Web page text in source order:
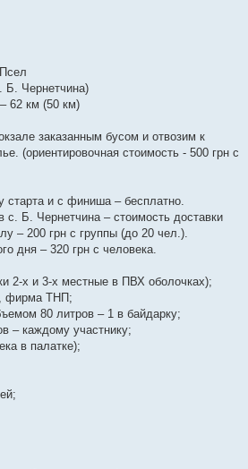
Б. Чернетчина)
62 км (50 км)
заказанным бусом и отвозим к
(ориентировочная стоимость - 500 грн с
старта и с финиша – бесплатно.
с. Б. Чернетчина – стоимость доставки
– 200 грн с группы (до 20 чел.).
дня – 320 грн с человека.
2-х и 3-х местные в ПВХ оболочках);
фирма ТНП;
80 литров – 1 в байдарку;
– каждому участнику;
в палатке);